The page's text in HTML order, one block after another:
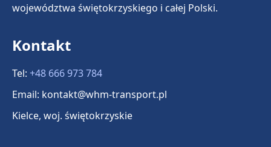
województwa świętokrzyskiego i całej Polski.
Kontakt
Tel: +48 666 973 784
Email: kontakt@whm-transport.pl
Kielce, woj. świętokrzyskie